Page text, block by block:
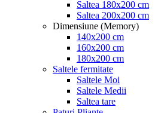
Saltea 180x200 cm
Saltea 200x200 cm
Dimensiune (Memory)
140x200 cm
160x200 cm
180x200 cm
Saltele fermitate
Saltele Moi
Saltele Medii
Saltea tare